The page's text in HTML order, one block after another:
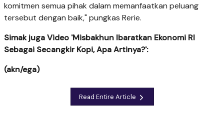
komitmen semua pihak dalam memanfaatkan peluang
tersebut dengan baik," pungkas Rerie.
Simak juga Video 'Misbakhun Ibaratkan Ekonomi RI
Sebagai Secangkir Kopi, Apa Artinya?':
(akn/ega)
Read Entire Article